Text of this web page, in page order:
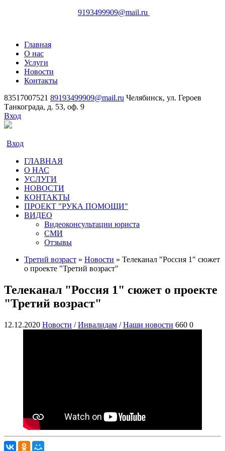
9193499909@mail.ru
Главная
О нас
Услуги
Новости
Контакты
83517007521 89193499909@mail.ru Челябинск, ул. Героев
Танкограда, д. 53, оф. 9
Вход
Вход
ГЛАВНАЯ
О НАС
УСЛУГИ
НОВОСТИ
КОНТАКТЫ
ПРОЕКТ "РУКА ПОМОЩИ"
ВИДЕО
Видеоконсультации юриста
СМИ
Отзывы
Третий возраст » Новости » Телеканал "Россия 1" сюжет
о проекте "Третий возраст"
Телеканал "Россия 1" сюжет о проекте
"Третий возраст"
12.12.2020 Новости /Инвалидам /Наши новости 660 0